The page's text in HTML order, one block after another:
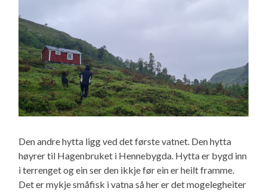
Den andre hytta ligg ved det første vatnet. Den hytta
høyrer til Hagenbruket i Hennebygda. Hytta er bygd inn
i terrenget og ein ser den ikkje før ein er heilt framme.
Det er mykje småfisk i vatna så her er det mogelegheiter